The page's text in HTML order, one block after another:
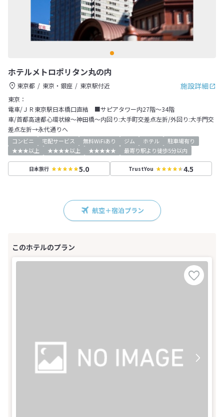
ホテルメトロポリタン丸の内
施設詳細
東京都 東京・銀座
東京駅付近
東京：
電車/ＪＲ東京駅日本橋口直結 ■サピアタワー内27階～34階
車/首都高速都心環状線～神田橋～内回り:大手町交差点左折/外回り:大手門交
差点左折→永代通りへ
コンビニ 宅配サービス 無料WiFiあり ジム ホテル
駐車場有り
★★★以上
★★★★以上 ★★★★★ 最寄り駅より徒歩5分以内
日本旅行 5.0 TrustYou 4.5
航空＋宿泊プラン